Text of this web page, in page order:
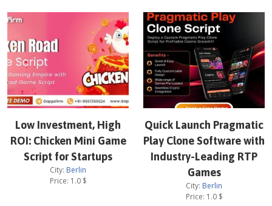
Low Investment, High
ROI: Chicken Mini Game
Script for Startups
City: Berlin
Price: 1.0$
Quick Launch Pragmatic
Play Clone Software with
Industry-Leading RTP
Games
City: Berlin
Price: 1.0$